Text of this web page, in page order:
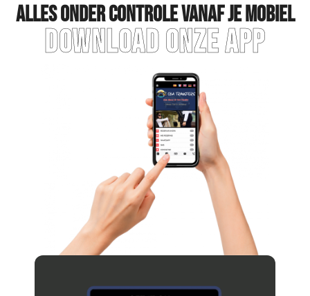
Alles onder controle vanaf je mobiel
Download onze app